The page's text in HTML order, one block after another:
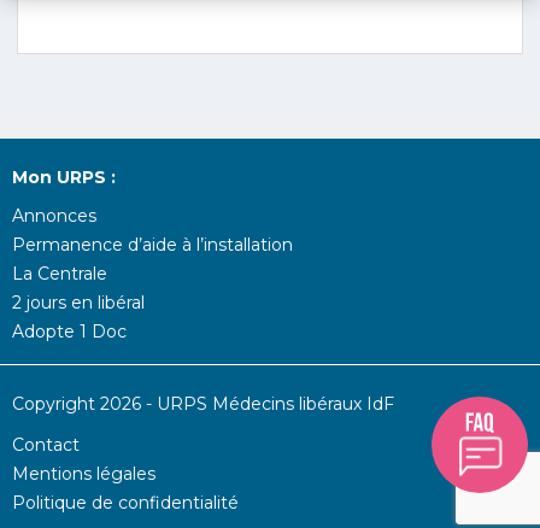
Mon URPS :
Annonces
Permanence d’aide à l’installation
La Centrale
2 jours en libéral
Adopte 1 Doc
Copyright 2026 - URPS Médecins libéraux IdF
Contact
Mentions légales
Politique de confidentialité